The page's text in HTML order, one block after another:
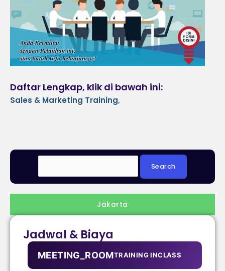
Daftar Lengkap, klik di bawah ini:
Sales & Marketing Training,
Jakarta
Jadwal & Biaya
MEETING_ROOMTRAINING INCLASS